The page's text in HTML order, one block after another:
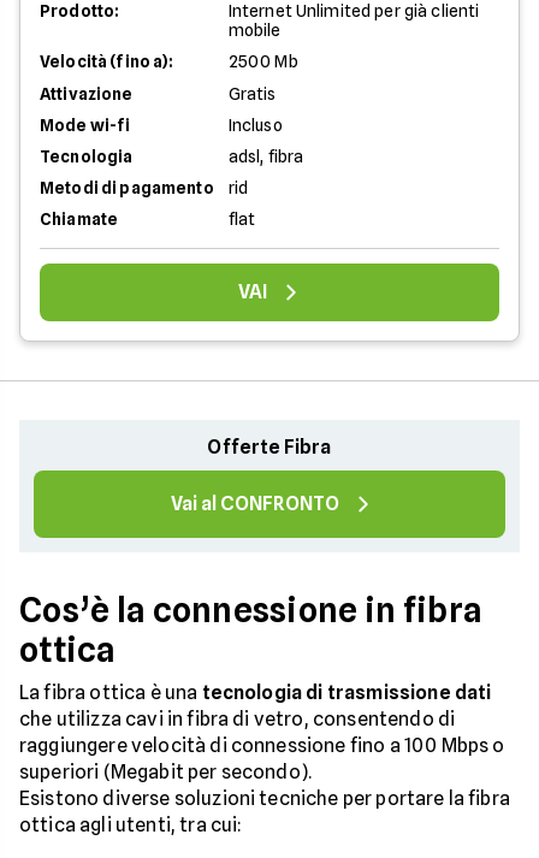
Prodotto:
Internet Unlimited per già clienti
mobile
Velocità (fino a):
2500 Mb
Attivazione
Gratis
Mode wi-fi
Incluso
Tecnologia
adsl, fibra
Metodi di pagamento
rid
Chiamate
flat
VAI
Offerte Fibra
Vai al CONFRONTO
Cos’è la connessione in fibra
ottica
La fibra ottica è una tecnologia di trasmissione dati
che utilizza cavi in fibra di vetro, consentendo di
raggiungere velocità di connessione fino a 100 Mbps o
superiori (Megabit per secondo).
Esistono diverse soluzioni tecniche per portare la fibra
ottica agli utenti, tra cui: